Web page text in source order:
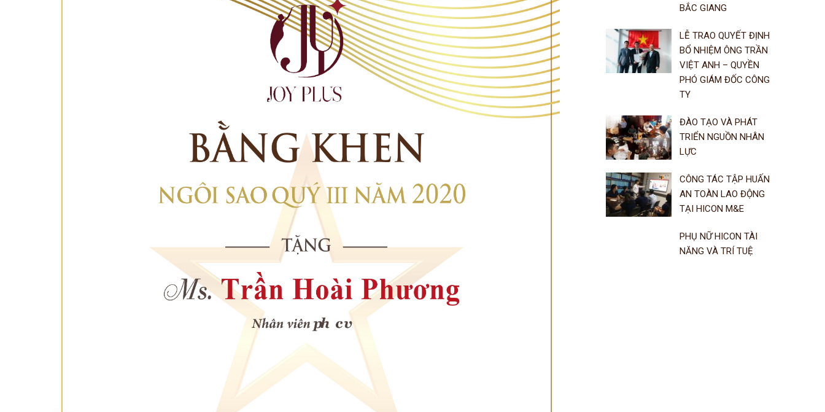
BẮC GIANG
LỄ TRAO QUYẾT ĐỊNH
BỔ NHIỆM ÔNG TRẦN
VIỆT ANH – QUYỀN
PHÓ GIÁM ĐỐC CÔNG
TY
ĐÀO TẠO VÀ PHÁT
TRIỂN NGUỒN NHÂN
LỰC
CÔNG TÁC TẬP HUẤN
AN TOÀN LAO ĐỘNG
TẠI HICON M&E
PHỤ NỮ HICON TÀI
NĂNG VÀ TRÍ TUỆ